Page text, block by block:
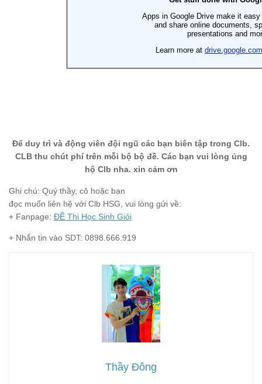
Để duy trì và động viên đội ngũ các bạn biên tập trong Clb.
CLB thu chút phí trên mỗi bộ bộ đề. Các bạn vui lòng ủng
hộ Clb nha. xin cảm ơn
Ghi chú: Quý thầy, cô hoặc bạn
đọc muốn liên hệ với Clb HSG, vui lòng gửi về:
+ Fanpage: ĐỀ Thi Học Sinh Giỏi
+ Nhắn tin vào SDT: 0898.666.919
Thầy Đông